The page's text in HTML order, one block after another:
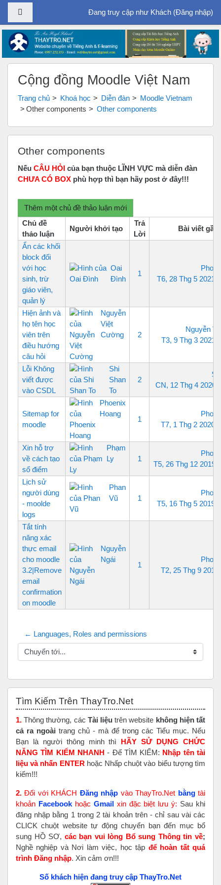
Chuyển tới nội dung chính
Bảng điều khiển cạnhĐang truy cập như Khách (Đăng nhập)
Cộng đồng Moodle Việt Nam
Trang chủ Khoá học Diễn đàn
Moodle Vietnam
Other components
Other components
Other components
Nếu CÂU HỎI của bạn thuộc LĨNH VỰC mà diễn đàn
CHƯA CÓ BOX phù hợp thì bạn hãy post ở đây!!!
Thêm một chủ đề thảo luận mới
Chủ đề
thảo luận
Người khởi tạo
Trả
Lời
Bài viết gần
Ẩn các khối
block đối
với học
sinh, trừ
giáo viên,
quản lý
Oai
Đình
1
T6, 28 Thg 5 2021,
Hiện ảnh và
họ tên học
viên trên
điều hướng
câu hỏi
Nguyễn
Việt
Cường
2
Nguyễn
T3, 9 Thg 3 2021,
Lỗi Không
viết được
vào CSDL
Shi
Shan
To
2
CN, 12 Thg 4 2020,
Sitemap for
moodle
Phoenix
Hoang
1
T7, 1 Thg 2 2020,
Xin hỗ trợ
về cách tạo
sổ điểm
Phạm
Ly
1
T5, 26 Thg 12 2019,
Lịch sử
người dùng
- moolde
logs
Phan
Vũ
1
T5, 16 Thg 5 2019,
Tắt tính
năng xác
thực email
cho moodle
3.2|Remove
email
confirmation
on moodle
Nguyễn
Ngái
1
T2, 25 Thg 9
← Languages, Roles and permissions
Chuyển tới...
Tìm Kiếm Trên ThayTro.Net
1. Thông thường, các Tài liệu trên website không hiện tất
cả ra ngoài trang chủ - mà để trong các Tiểu mục. Nếu
Bạn là người thông minh thì HÃY SỬ DỤNG CHỨC
NĂNG TÌM KIẾM NHANH - Để TÌM KIẾM: Nhập tên tài
liệu và nhấn ENTER hoặc Nhấp chuột vào biểu tượng tìm
kiếm!!!
2. Đối với KHÁCH Đăng nhập vào ThayTro.Net bằngtài
khoản Facebook hoặc Gmailxin đặc biệt lưu ý: Sau khi
đăng nhập bằng 1 trong 2 tài khoản trên - chỉ sau vài các
CLICK chuột website tự động chuyển bạn đến mục bổ
sung HỒ SƠ, các bạn vui lòng Bổ sung Thông tin về;
Nghề nghiệp và Nơi làm việc, học tập để hoàn tấtquá
trình Đăng nhập. Xin cảm ơn!!!
Số khách hiện đang truy cập ThayTro.Net